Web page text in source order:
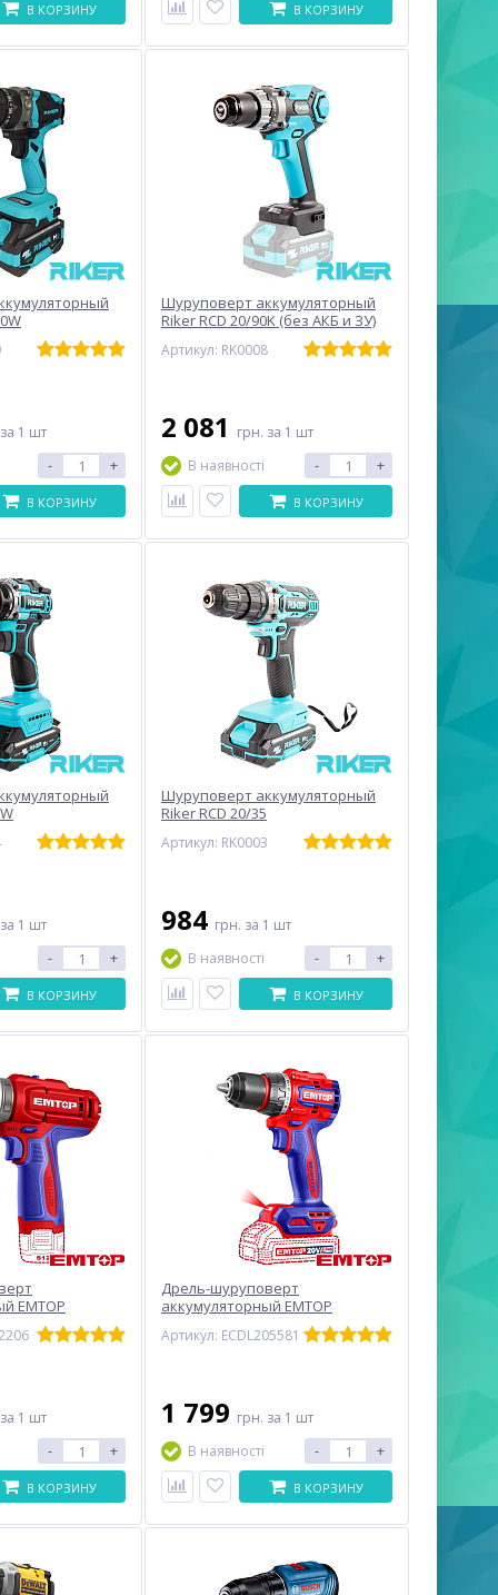
В КОРЗИНУ В КОРЗИНУ
за 1 шт
- +
В КОРЗИНУ
Шуруповерт аккумуляторный
Riker RCD 20/90K (без АКБ и ЗУ)
Артикул: RK0008
2 081 грн. за 1 шт
В наявності
- +
В КОРЗИНУ
за 1 шт
- +
В КОРЗИНУ
Шуруповерт аккумуляторный
Riker RCD 20/35
Артикул: RK0003
984 грн. за 1 шт
В наявності
- +
В КОРЗИНУ
EMTOP
за 1 шт
- +
В КОРЗИНУ
Дрель-шуруповерт
аккумуляторный EMTOP
ECDL205581 (без АКБ и ЗУ)
Артикул: ECDL205581
1 799 грн. за 1 шт
В наявності
- +
В КОРЗИНУ